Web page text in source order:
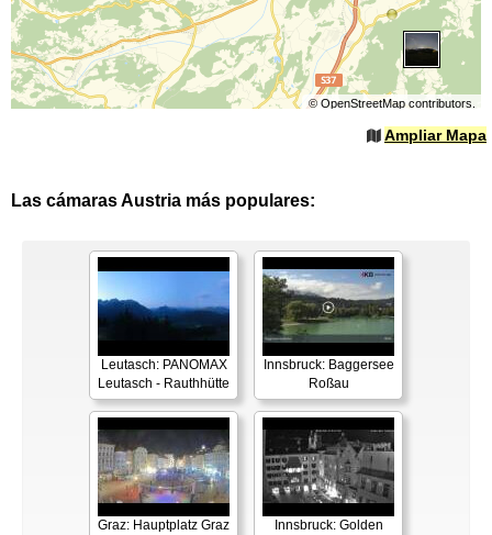
© OpenStreetMapcontributors.
Ampliar Mapa
Las cámaras Austria más populares:
Leutasch: PANOMAX
Leutasch - Rauthhütte
Innsbruck: Baggersee
Roßau
Graz: Hauptplatz Graz
Innsbruck: Golden